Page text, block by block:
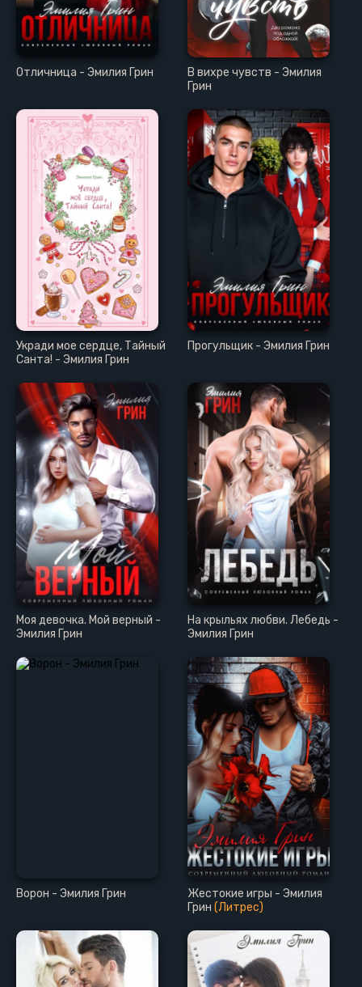
Отличница - Эмилия Грин
В вихре чувств - Эмилия
Грин
Укради мое сердце, Тайный
Санта! - Эмилия Грин
Прогульщик - Эмилия Грин
Моя девочка. Мой верный -
Эмилия Грин
На крыльях любви. Лебедь -
Эмилия Грин
Ворон - Эмилия Грин
Жестокие игры - Эмилия
Грин (Литрес)